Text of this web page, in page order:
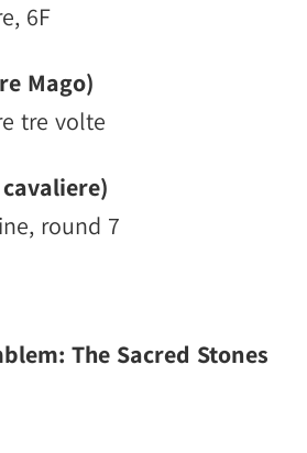
6F
Mago)
tre volte
round 7
The Sacred Stones